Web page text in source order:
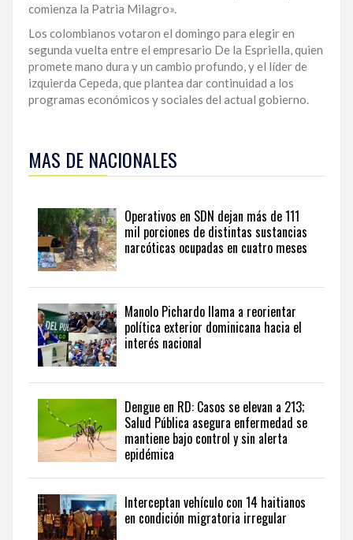
comienza la Patria Milagro».
Los colombianos votaron el domingo para elegir en
segunda vuelta entre el empresario De la Espriella, quien
promete mano dura y un cambio profundo, y el líder de
izquierda Cepeda, que plantea dar continuidad a los
programas económicos y sociales del actual gobierno.
esta
información
seguir
actualidad
del
país
desde
una
perspectiva
internacional,
visite
the
latest
news
the
Dominican
English.
MAS DE NACIONALES
Operativos en SDN dejan más de 111
mil porciones de distintas sustancias
narcóticas ocupadas en cuatro meses
Manolo Pichardo llama a reorientar
política exterior dominicana hacia el
interés nacional
Dengue en RD: Casos se elevan a 213;
Salud Pública asegura enfermedad se
mantiene bajo control y sin alerta
epidémica
Interceptan vehículo con 14 haitianos
en condición migratoria irregular